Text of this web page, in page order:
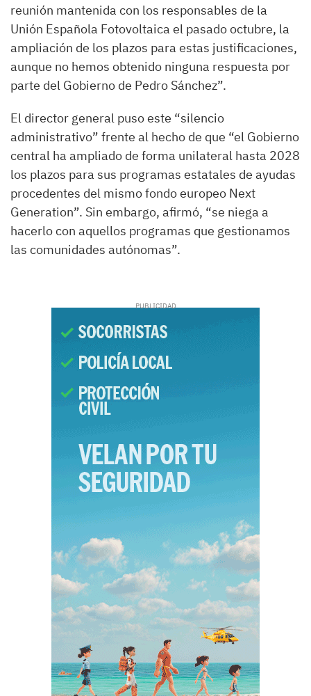
reunión mantenida con los responsables de la
Unión Española Fotovoltaica el pasado octubre, la
ampliación de los plazos para estas justificaciones,
aunque no hemos obtenido ninguna respuesta por
parte del Gobierno de Pedro Sánchez”.
El director general puso este “silencio
administrativo” frente al hecho de que “el Gobierno
central ha ampliado de forma unilateral hasta 2028
los plazos para sus programas estatales de ayudas
procedentes del mismo fondo europeo Next
Generation”. Sin embargo, afirmó, “se niega a
hacerlo con aquellos programas que gestionamos
las comunidades autónomas”.